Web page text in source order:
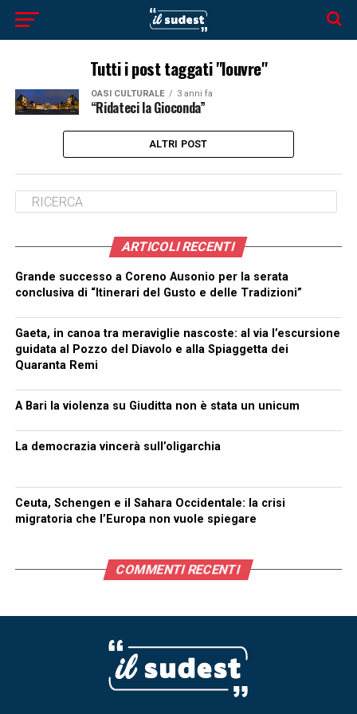
Tutti i post taggati "louvre"
OASI CULTURALE 3 anni fa
“Ridateci la Gioconda”
ALTRI POST
ARTICOLI RECENTI
Grande successo a Coreno Ausonio per la serata
conclusiva di “Itinerari del Gusto e delle Tradizioni”
Gaeta, in canoa tra meraviglie nascoste: al via l’escursione
guidata al Pozzo del Diavolo e alla Spiaggetta dei
Quaranta Remi
A Bari la violenza su Giuditta non è stata un unicum
La democrazia vincerà sull’oligarchia
Ceuta, Schengen e il Sahara Occidentale: la crisi
migratoria che l’Europa non vuole spiegare
COMMENTI RECENTI